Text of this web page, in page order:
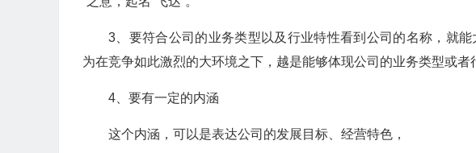
3、要符合公司的业务类型以及行业特性看到公司的名称，就
为在竞争如此激烈的大环境之下，越是能够体现公司的业务类型或者
4、要有一定的内涵
这个内涵，可以是表达公司的发展目标、经营特色，